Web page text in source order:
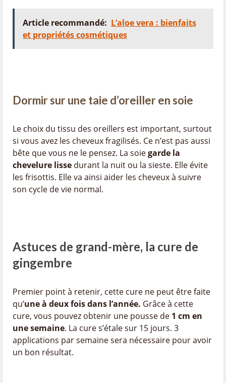
Article recommandé: L’aloe vera : bienfaits
et propriétés cosmétiques
Dormir sur une taie d’oreiller en soie
Le choix du tissu des oreillers est important, surtout
si vous avez les cheveux fragilisés. Ce n’est pas aussi
bête que vous ne le pensez. La soiegarde la
chevelure lisse durant la nuit ou la sieste. Elle évite
les frisottis. Elle va ainsi aider les cheveux à suivre
son cycle de vie normal.
Astuces de grand-mère, la cure de
gingembre
Premier point à retenir, cette cure ne peut être faite
qu’une à deux fois dans l’année. Grâce à cette
cure, vous pouvez obtenir une pousse de 1 cm en
une semaine. La cure s’étale sur 15 jours. 3
applications par semaine sera nécessaire pour avoir
un bon résultat.